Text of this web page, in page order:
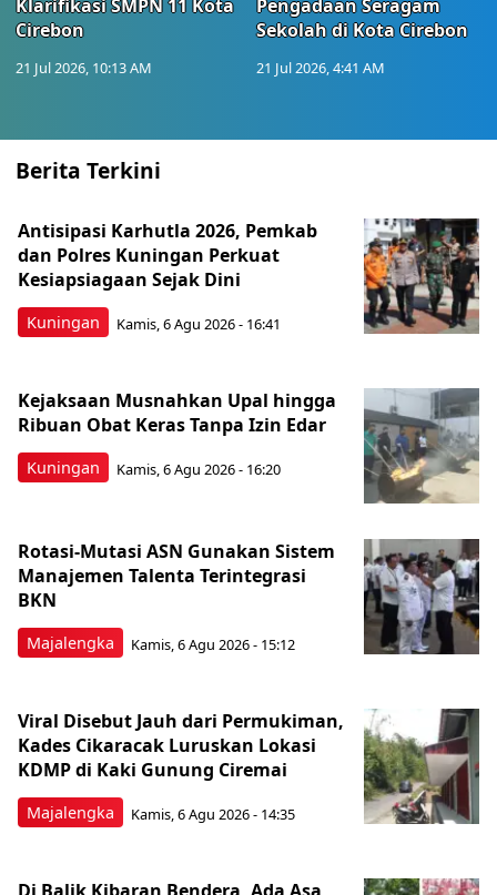
Klarifikasi SMPN 11 Kota
Cirebon
21 Jul 2026, 10:13 AM
Pengadaan Seragam
Sekolah di Kota Cirebon
21 Jul 2026, 4:41 AM
Berita Terkini
Kuningan
Antisipasi Karhutla 2026, Pemkab
dan Polres Kuningan Perkuat
Kesiapsiagaan Sejak Dini
Kamis, 6 Agu 2026 - 16:41
Kuningan
Kejaksaan Musnahkan Upal hingga
Ribuan Obat Keras Tanpa Izin Edar
Kamis, 6 Agu 2026 - 16:20
Majalengka
Rotasi-Mutasi ASN Gunakan Sistem
Manajemen Talenta Terintegrasi
BKN
Kamis, 6 Agu 2026 - 15:12
Majalengka
Viral Disebut Jauh dari Permukiman,
Kades Cikaracak Luruskan Lokasi
KDMP di Kaki Gunung Ciremai
Kamis, 6 Agu 2026 - 14:35